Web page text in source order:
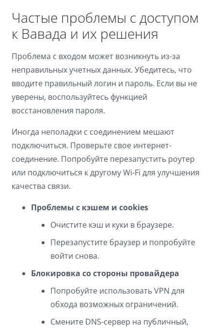
Частые проблемы с доступом
к Вавада и их решения
Проблема с входом может возникнуть из-за
неправильных учетных данных. Убедитесь, что
вводите правильный логин и пароль. Если вы не
уверены, воспользуйтесь функцией
восстановления пароля.
Иногда неполадки с соединением мешают
подключиться. Проверьте свое интернет-
соединение. Попробуйте перезапустить роутер
или подключиться к другому Wi-Fi для улучшения
качества связи.
Проблемы с кэшем и cookies
Очистите кэш и куки в браузере.
Перезапустите браузер и попробуйте
войти снова.
Блокировка со стороны провайдера
Попробуйте использовать VPN для
обхода возможных ограничений.
Смените DNS-сервер на публичный,